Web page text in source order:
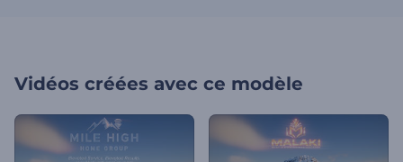
Vidéos créées avec ce modèle